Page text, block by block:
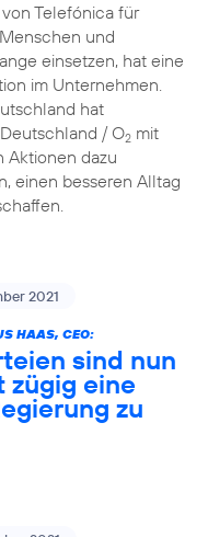
Telefónica für
und
einsetzen, hat eine
im Unternehmen.
hat
/ O2mit
Aktionen dazu
einen besseren Alltag
2021
HAAS, CEO:
sind nun
zügig eine
zu